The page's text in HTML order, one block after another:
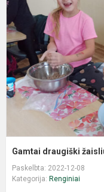
Gamtai draugiški
Paskelbta: 2022-12-08
Kategorija: Renginiai